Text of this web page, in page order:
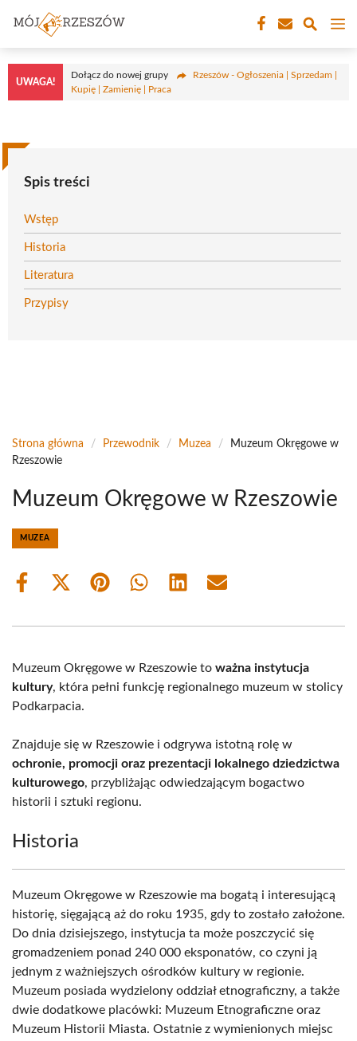
treści
UWAGA!
Dołącz do nowej grupy
Rzeszów - Ogłoszenia | Sprzedam |
Kupię | Zamienię | Praca
Spis treści
Wstęp
Historia
Literatura
Przypisy
Strona główna / Przewodnik / Muzea /
Muzeum Okręgowe w
Rzeszowie
Muzeum Okręgowe w Rzeszowie
MUZEA
Share
Share
(Twitter)
Share Share Share Share
Muzeum Okręgowe w Rzeszowie to ważna instytucja
kultury, która pełni funkcję regionalnego muzeum w stolicy
Podkarpacia.
Znajduje się w Rzeszowie i odgrywa istotną rolę w
ochronie, promocji oraz prezentacji lokalnego dziedzictwa
kulturowego, przybliżając odwiedzającym bogactwo
historii i sztuki regionu.
Historia
Muzeum Okręgowe w Rzeszowie ma bogatą i interesującą
historię, sięgającą aż do roku 1935, gdy to zostało założone.
Do dnia dzisiejszego, instytucja ta może poszczycić się
gromadzeniem ponad 240 000 eksponatów, co czyni ją
jednym z ważniejszych ośrodków kultury w regionie.
Muzeum posiada wydzielony oddział etnograficzny, a także
dwie dodatkowe placówki: Muzeum Etnograficzne oraz
Muzeum Historii Miasta. Ostatnie z wymienionych miejsc